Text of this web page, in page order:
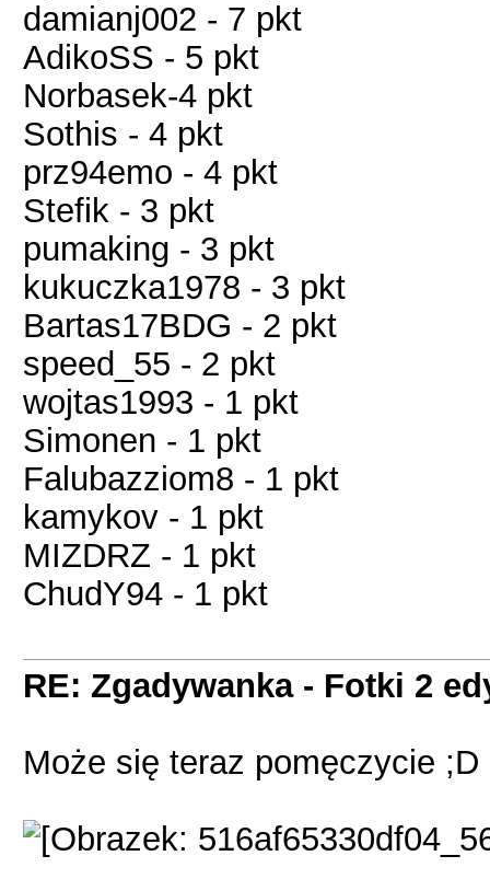
damianj002 - 7 pkt
AdikoSS - 5 pkt
Norbasek-4 pkt
Sothis - 4 pkt
prz94emo - 4 pkt
Stefik - 3 pkt
pumaking - 3 pkt
kukuczka1978 - 3 pkt
Bartas17BDG - 2 pkt
speed_55 - 2 pkt
wojtas1993 - 1 pkt
Simonen - 1 pkt
Falubazziom8 - 1 pkt
kamykov - 1 pkt
MIZDRZ - 1 pkt
ChudY94 - 1 pkt
RE: Zgadywanka - Fotki 2
Może się teraz pomęczycie ;D